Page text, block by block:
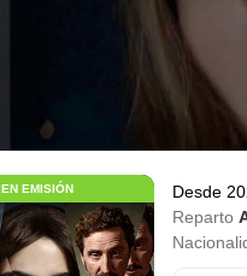
EN EMISIÓN Desde
Reparto